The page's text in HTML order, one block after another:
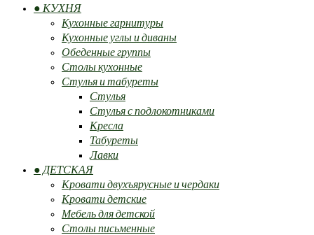
● КУХНЯ
Кухонные гарнитуры
Кухонные углы и диваны
Обеденные группы
Столы кухонные
Стулья и табуреты
Стулья
Стулья с подлокотниками
Кресла
Табуреты
Лавки
● ДЕТСКАЯ
Кровати двухъярусные и чердаки
Кровати детские
Мебель для детской
Столы письменные